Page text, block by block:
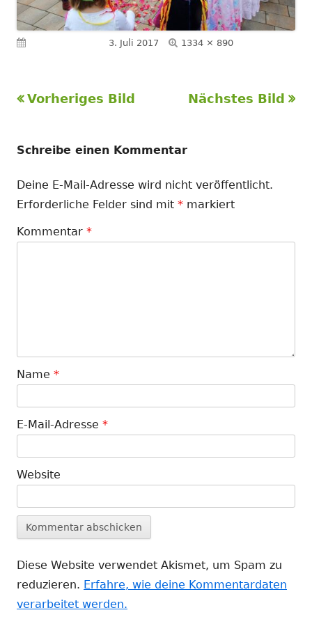
3. Juli 2017 Volle
1334 × 890
Vorheriges Bild Nächstes Bild
Schreibe einen Kommentar
Deine E-Mail-Adresse wird nicht veröffentlicht.
Erforderliche Felder sind mit * markiert
Kommentar *
Name *
E-Mail-Adresse *
Website
Diese Website verwendet Akismet, um Spam zu
reduzieren. Erfahre, wie deine Kommentardaten
verarbeitet werden.